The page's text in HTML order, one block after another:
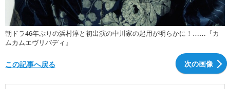
朝ドラ46年ぶりの浜村淳と初出演の中川家の起用が明らかに！……『カ
ムカムエヴリバディ』
次の画像
この記事へ戻る